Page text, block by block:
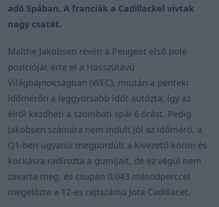
adó Spában. A franciák a Cadillackel vívtak
nagy csatát.
Malthe Jakobsen révén a Peugeot első pole
pozícióját érte el a Hosszútávú
Világbajnokságban (WEC), miután a pénteki
időmérőn a leggyorsabb időt autózta, így az
élről kezdheti a szombati spái 6 órást. Pedig
Jakobsen számára nem indult jól az időmérő, a
Q1-ben ugyanis megpördült a kivezető körön és
kockásra radírozta a gumijait, de ez végül nem
zavarta meg, és csupán 0,043 másodperccel
megelőzte a 12-es rajtszámú Jota Cadillacet.